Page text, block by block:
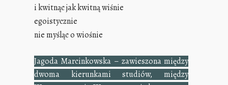
i kwitnąc jak kwitną wiśnie
egoistycznie
nie myśląc o wiośnie
Jagoda Marcinkowska – zawieszona między
dwoma kierunkami studiów, między